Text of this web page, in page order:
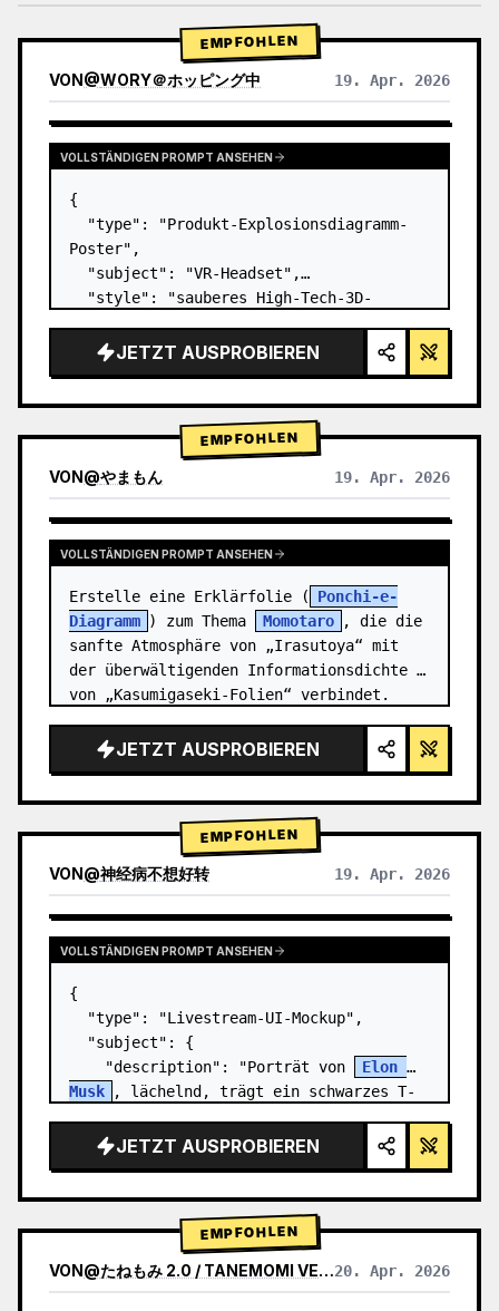
EMPFOHLEN
VON@WORY＠ホッピング中 19. Apr. 2026
VOLLSTÄNDIGEN PROMPT ANSEHEN
{
  "type": "Produkt-Explosionsdiagramm-
Poster",
  "subject": "VR-Headset",
  "style": "sauberes High-Tech-3D-
Akzente",
  "background": "{argument
default=\"sanfter violetter und blauer
Verlauf…
JETZT AUSPROBIEREN
EMPFOHLEN
VON@やまもん 19. Apr. 2026
ERGEBNISSE ANDERER MODELLE ANZEIGEN
VOLLSTÄNDIGEN PROMPT ANSEHEN
Erstelle eine Erklärfolie (
Ponchi-e-
Diagramm ) zum Thema Momotaro
, die die
sanfte Atmosphäre von „Irasutoya“ mit
der überwältigenden Informationsdichte
von „Kasumigaseki-Folien“ verbindet.
JETZT AUSPROBIEREN
EMPFOHLEN
VON@神经病不想好转 19. Apr. 2026
VOLLSTÄNDIGEN PROMPT ANSEHEN
{
  "type": "Livestream-UI-Mockup",
  "subject": {
    "description": "Porträt von
Elon
Musk
, lächelnd, trägt ein schwarzes T-
Grafik",
    "background": "linke Seite zeigt
JETZT AUSPROBIEREN
EMPFOHLEN
VON@たねもみ 2.0 / TANEMOMI VER2.0 20. Apr. 2026